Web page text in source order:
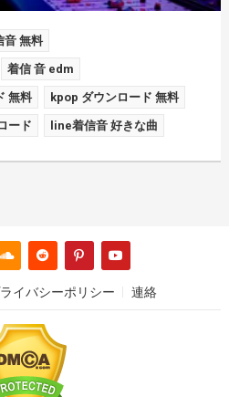
音 無料
着信 音 edm
無料 kpop ダウンロード 無料
ード line着信音 好きな曲
イバシーポリシー 連絡